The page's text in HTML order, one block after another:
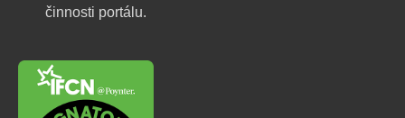
činnosti portálu.